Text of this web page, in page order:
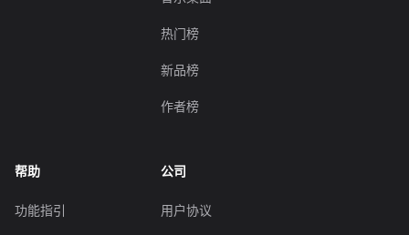
热门榜
新品榜
作者榜
帮助
功能指引
公司
用户协议